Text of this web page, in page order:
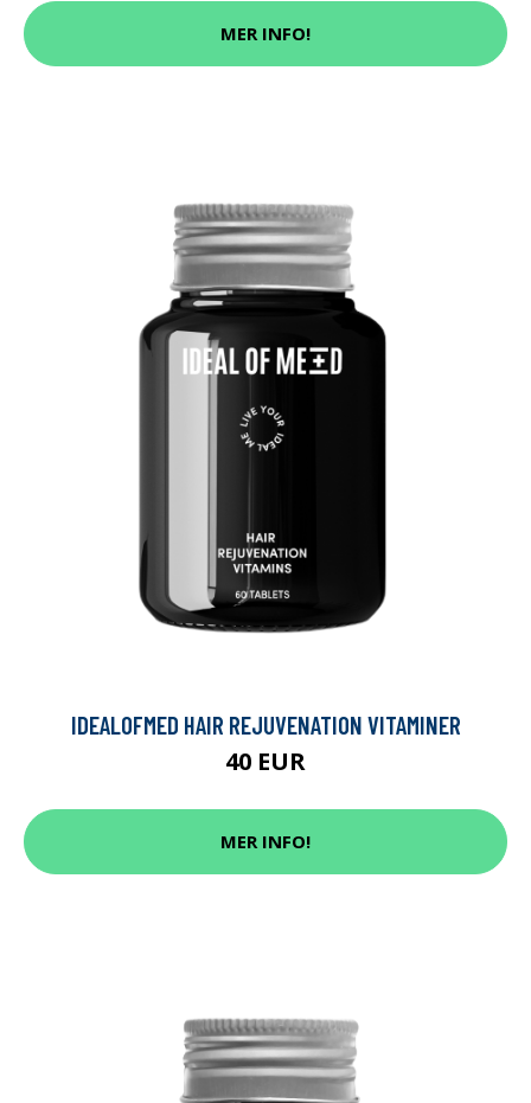
MER INFO!
IDEALOFMED HAIR REJUVENATION VITAMINER
40 EUR
MER INFO!